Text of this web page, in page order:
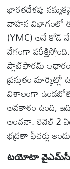
భారతదేశపు
వాహన విభాగంలో
(YMC) అనే కోడ్
వేగంగా
ప్లాట్‌ఫారమ్
ప్రస్తుతం
విశాలంగా
అవకాశం ఉంది, ఇది
అంచనా. లెవెల్ 2
భద్రతా ఫీచర్లు
టయోటా వైఎమ్‌సీ: